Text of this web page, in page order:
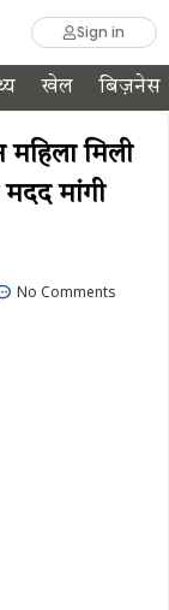
Sign in
खेल बिज़नेस
मिली
मांगी
No Comments